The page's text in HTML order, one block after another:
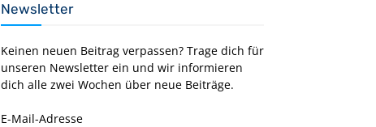
Newsletter
Keinen neuen Beitrag verpassen? Trage dich für
unseren Newsletter ein und wir informieren
dich alle zwei Wochen über neue Beiträge.
E-Mail-Adresse